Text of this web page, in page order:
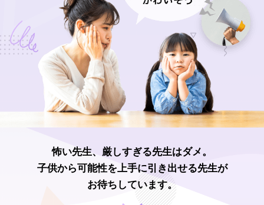
怖い先生、厳しすぎる先生はダメ。
子供から可能性を上手に引き出せる先生が
お待ちしています。